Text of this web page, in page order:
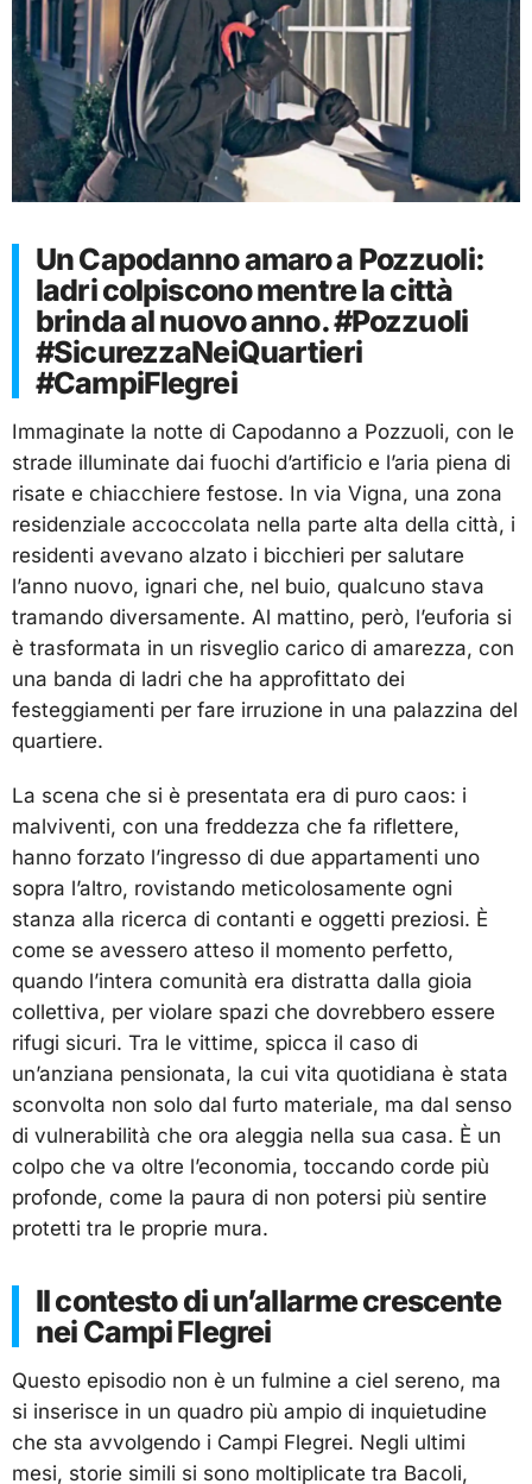
Un Capodanno amaro a Pozzuoli:
ladri colpiscono mentre la città
brinda al nuovo anno. #Pozzuoli
#SicurezzaNeiQuartieri
#CampiFlegrei
Immaginate la notte di Capodanno a Pozzuoli, con le
strade illuminate dai fuochi d’artificio e l’aria piena di
risate e chiacchiere festose. In via Vigna, una zona
residenziale accoccolata nella parte alta della città, i
residenti avevano alzato i bicchieri per salutare
l’anno nuovo, ignari che, nel buio, qualcuno stava
tramando diversamente. Al mattino, però, l’euforia si
è trasformata in un risveglio carico di amarezza, con
una banda di ladri che ha approfittato dei
festeggiamenti per fare irruzione in una palazzina del
quartiere.
La scena che si è presentata era di puro caos: i
malviventi, con una freddezza che fa riflettere,
hanno forzato l’ingresso di due appartamenti uno
sopra l’altro, rovistando meticolosamente ogni
stanza alla ricerca di contanti e oggetti preziosi. È
come se avessero atteso il momento perfetto,
quando l’intera comunità era distratta dalla gioia
collettiva, per violare spazi che dovrebbero essere
rifugi sicuri. Tra le vittime, spicca il caso di
un’anziana pensionata, la cui vita quotidiana è stata
sconvolta non solo dal furto materiale, ma dal senso
di vulnerabilità che ora aleggia nella sua casa. È un
colpo che va oltre l’economia, toccando corde più
profonde, come la paura di non potersi più sentire
protetti tra le proprie mura.
Il contesto di un’allarme crescente
nei Campi Flegrei
Questo episodio non è un fulmine a ciel sereno, ma
si inserisce in un quadro più ampio di inquietudine
che sta avvolgendo i Campi Flegrei. Negli ultimi
mesi, storie simili si sono moltiplicate tra Bacoli,